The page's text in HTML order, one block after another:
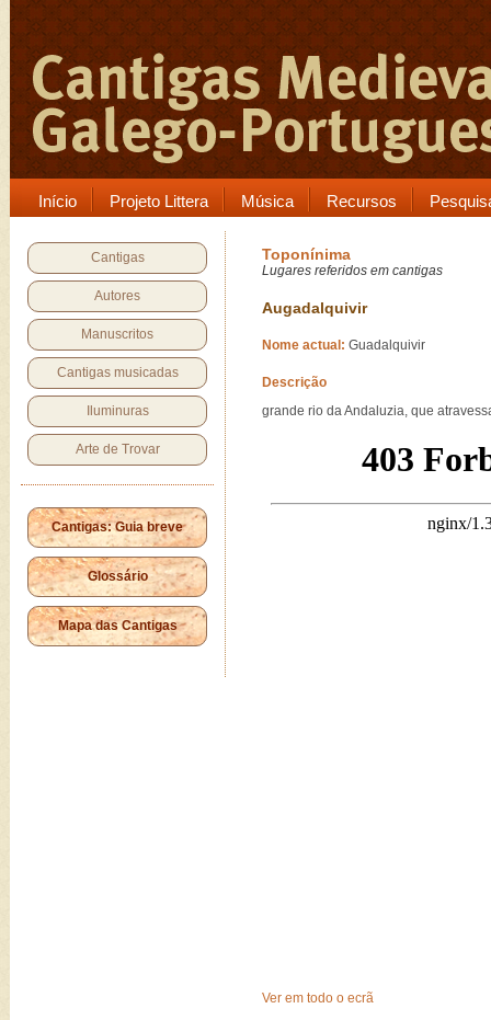
Início Projeto Littera Música Recursos
Cantigas
Autores
Manuscritos
Cantigas musicadas
Iluminuras
Arte de Trovar
Cantigas: Guia breve
Glossário
Mapa das Cantigas
Toponínima
Lugares referidos em cantigas
Augadalquivir
Nome actual: Guadalquivir
Descrição
grande rio da Andaluzia, que
Ver em todo o ecrã